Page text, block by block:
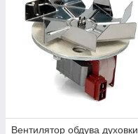
Вентилятор обдува духовки